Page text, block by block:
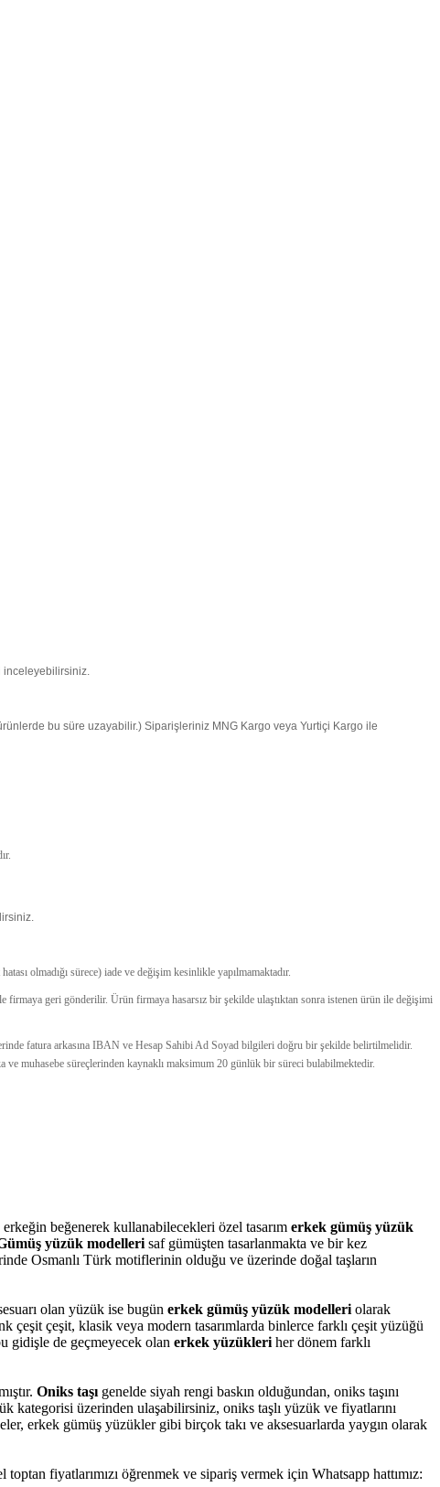
bu süre uzayabilir.) Siparişleriniz MNG Kargo veya Yurtiçi Kargo ile
olmadığı sürece) iade ve değişim kesinlikle yapılmamaktadır.
firmaya geri gönderilir. Ürün firmaya hasarsız bir şekilde ulaştıktan sonra istenen ürün ile değişimi
fatura arkasına IBAN ve Hesap Sahibi Ad Soyad bilgileri doğru bir şekilde belirtilmelidir.
ve muhasebe süreçlerinden kaynaklı maksimum 20 günlük bir süreci bulabilmektedir.
beğenerek kullanabilecekleri özel tasarım erkek gümüş yüzük
yüzük modelleri saf gümüşten tasarlanmakta ve bir kez
Osmanlı Türk motiflerinin olduğu ve üzerinde doğal taşların
olan yüzük ise bugün erkek gümüş yüzük modelleri olarak
çeşit, klasik veya modern tasarımlarda binlerce farklı çeşit yüzüğü
gidişle de geçmeyecek olan erkek yüzükleri her dönem farklı
Oniks taşı genelde siyah rengi baskın olduğundan, oniks taşını
kategorisi üzerinden ulaşabilirsiniz, oniks taşlı yüzük ve fiyatlarını
erkek gümüş yüzükler gibi birçok takı ve aksesuarlarda yaygın olarak
fiyatlarımızı öğrenmek ve sipariş vermek için Whatsapp hattımız: